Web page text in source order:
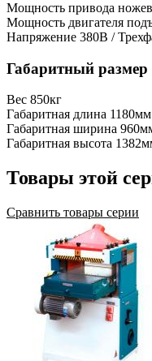
Мощность привода
Мощность двигателя
Напряжение 380В /
Габаритный размер
Вес 850кг
Габаритная длина 1180мм
Габаритная ширина
Габаритная высота
Товары этой
Сравнить товары серии